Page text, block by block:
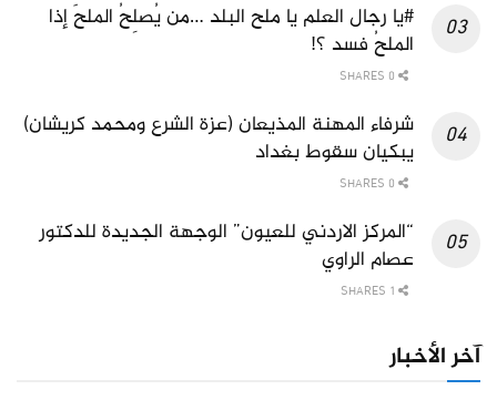
#يا رجال العلم يا ملح البلد …من يُصلِحُ الملحَ إذا
الملحُ فسد ؟!
شرفاء المهنة المذيعان (عزة الشرع ومحمد كريشان)
يبكيان سقوط بغداد
“المركز الاردني للعيون” الوجهة الجديدة للدكتور
عصام الراوي
آخر الأخبار